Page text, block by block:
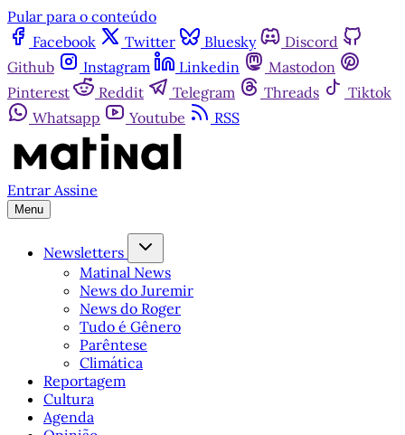
Pular para o conteúdo
Facebook
Twitter Bluesky
Discord
Github
Instagram Linkedin
Mastodon
Pinterest
Reddit Telegram Threads
Tiktok
Whatsapp
Youtube RSS
Entrar Assine
Menu
Newsletters
Matinal News
News do Juremir
News do Roger
Tudo é Gênero
Parêntese
Climática
Reportagem
Cultura
Agenda